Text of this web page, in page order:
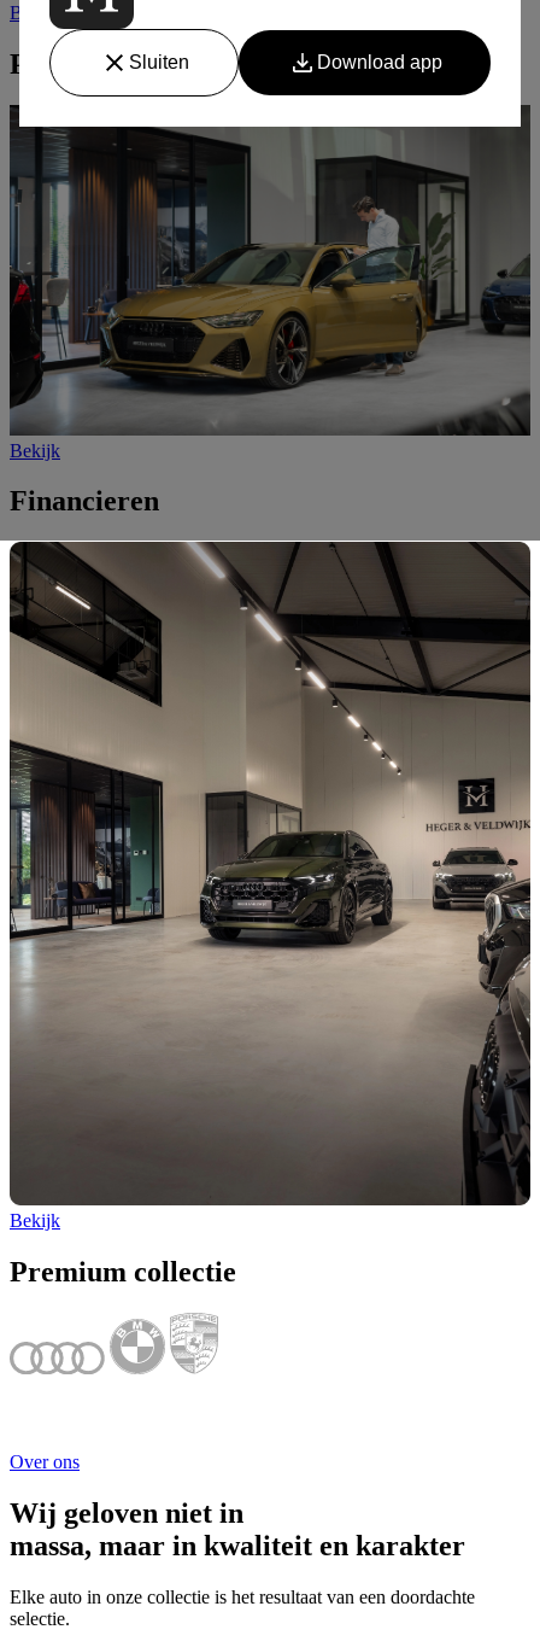
Bekijk
Premium collectie
Bekijk
Financieren
Bekijk
Premium collectie
Over ons
Wij geloven niet in
massa, maar in kwaliteit en karakter
Elke auto in onze collectie is het resultaat van een doordachte
selectie.